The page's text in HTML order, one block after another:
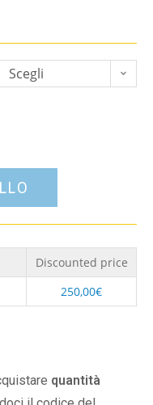
Scegli
Discounted price
250,00€
quantità